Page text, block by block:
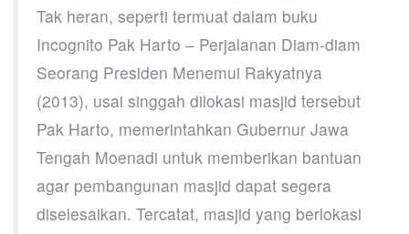
Tak heran, seperti termuat dalam buku
Incognito Pak Harto – Perjalanan Diam-diam
Seorang Presiden Menemui Rakyatnya
(2013), usai singgah dilokasi masjid tersebut
Pak Harto, memerintahkan Gubernur Jawa
Tengah Moenadi untuk memberikan bantuan
agar pembangunan masjid dapat segera
diselesaikan. Tercatat, masjid yang berlokasi